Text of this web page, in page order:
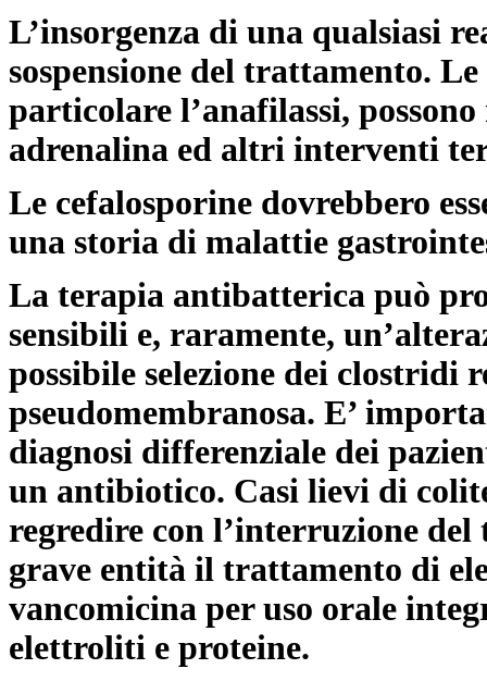
L’insorgenza di una qualsiasi
sospensione del trattamento.
particolare l’anafilassi,
adrenalina ed altri interventi
Le cefalosporine dovrebbero
una storia di malattie
La terapia antibatterica può
sensibili e, raramente,
possibile selezione dei clostridi
pseudomembranosa. E’
diagnosi differenziale dei
un antibiotico. Casi lievi di
regredire con l’interruzione
grave entità il trattamento di
vancomicina per uso orale
elettroliti e proteine.